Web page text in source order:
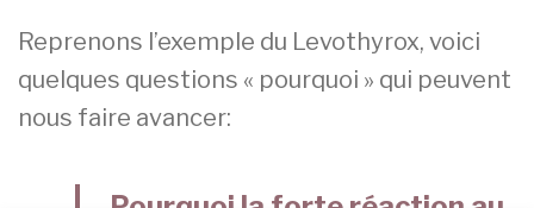
Reprenons l’exemple du Levothyrox, voici
quelques questions « pourquoi » qui peuvent
nous faire avancer: